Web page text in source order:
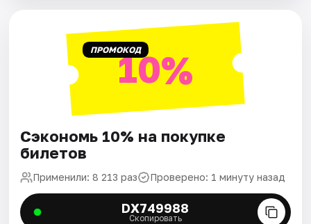
ПРОМОКОД10%
Сэкономь 10% на покупке
билетов
Применили: 8 213 раз Проверено: 1 минуту назад
DX749988
Скопировать